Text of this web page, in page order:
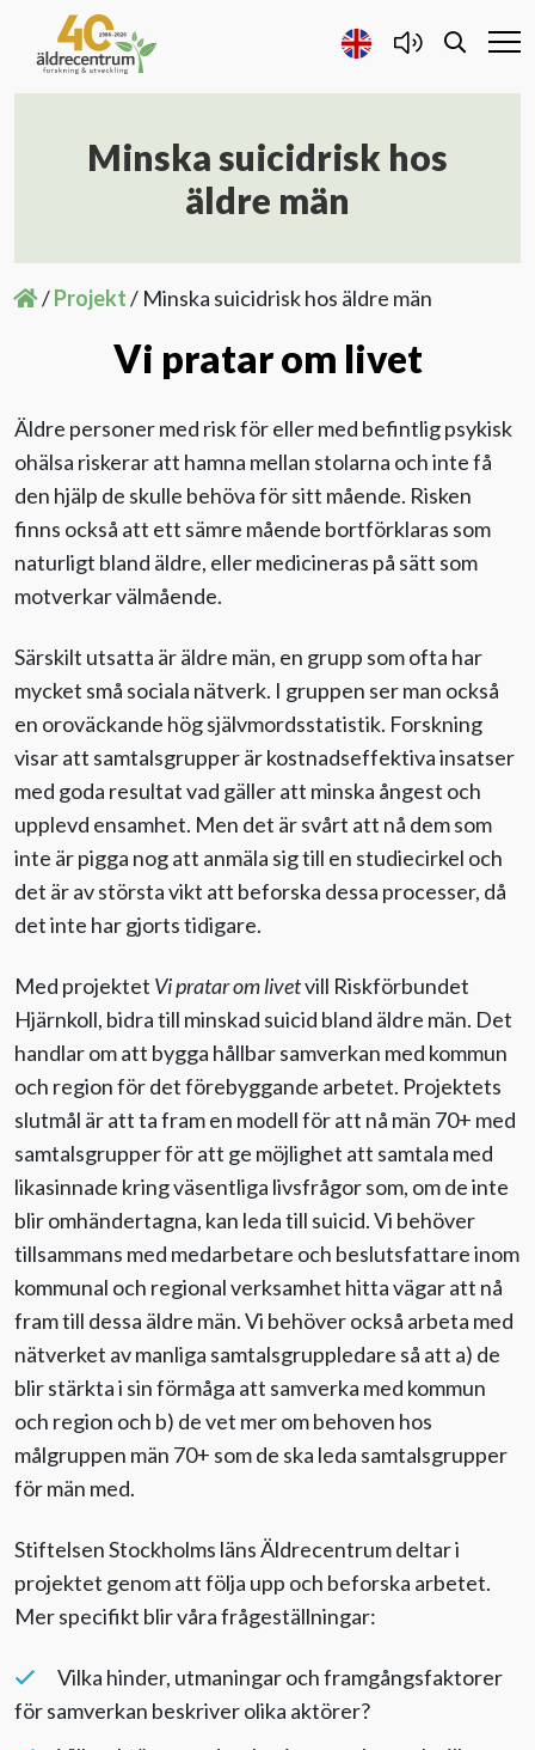
Forskning och Utveckling
Projekt
Publicerat
Om oss
Kontakta oss
Evenemang
Aktuellt
Nyhetsbrev
Till Äldre i centrum
Minska suicidrisk hos
äldre män
/Projekt/ Minska suicidrisk hos äldre män
Vi pratar om livet
Äldre personer med risk för eller med befintlig psykisk
ohälsa riskerar att hamna mellan stolarna och inte få
den hjälp de skulle behöva för sitt mående. Risken
finns också att ett sämre mående bortförklaras som
naturligt bland äldre, eller medicineras på sätt som
motverkar välmående.
Särskilt utsatta är äldre män, en grupp som ofta har
mycket små sociala nätverk. I gruppen ser man också
en oroväckande hög självmordsstatistik. Forskning
visar att samtalsgrupper är kostnadseffektiva insatser
med goda resultat vad gäller att minska ångest och
upplevd ensamhet. Men det är svårt att nå dem som
inte är pigga nog att anmäla sig till en studiecirkel och
det är av största vikt att beforska dessa processer, då
det inte har gjorts tidigare.
Med projektet Vi pratar om livetvill Riskförbundet
Hjärnkoll, bidra till minskad suicid bland äldre män. Det
handlar om att bygga hållbar samverkan med kommun
och region för det förebyggande arbetet. Projektets
slutmål är att ta fram en modell för att nå män 70+ med
samtalsgrupper för att ge möjlighet att samtala med
likasinnade kring väsentliga livsfrågor som, om de inte
blir omhändertagna, kan leda till suicid. Vi behöver
tillsammans med medarbetare och beslutsfattare inom
kommunal och regional verksamhet hitta vägar att nå
fram till dessa äldre män. Vi behöver också arbeta med
nätverket av manliga samtalsgruppledare så att a) de
blir stärkta i sin förmåga att samverka med kommun
och region och b) de vet mer om behoven hos
målgruppen män 70+ som de ska leda samtalsgrupper
för män med.
Stiftelsen Stockholms läns Äldrecentrum deltar i
projektet genom att följa upp och beforska arbetet.
Mer specifikt blir våra frågeställningar:
Vilka hinder, utmaningar och framgångsfaktorer
för samverkan beskriver olika aktörer?